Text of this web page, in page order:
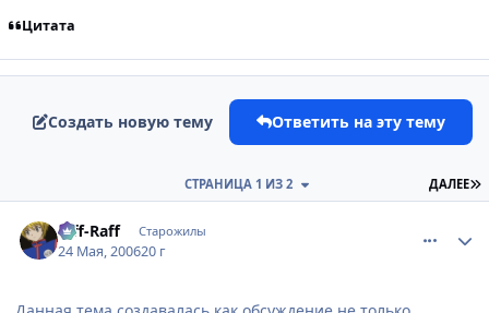
Цитата
Создать новую тему Ответить на эту тему
ДАЛЕЕ
СТРАНИЦА 1 ИЗ 2
Riff-Raff Старожилы
24 Мая, 200620 г